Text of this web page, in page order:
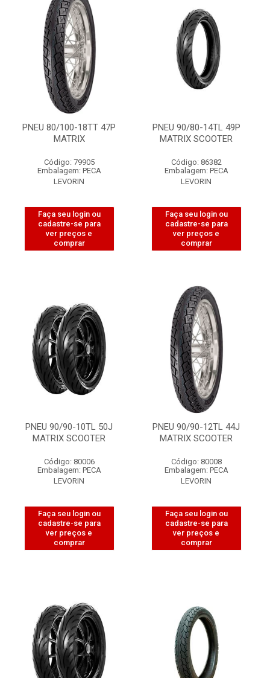
PNEU 80/100-18TT 47P
MATRIX
Código: 79905
Embalagem: PECA
LEVORIN
Faça seu login ou
cadastre-se para
ver preços e
comprar
PNEU 90/80-14TL 49P
MATRIX SCOOTER
Código: 86382
Embalagem: PECA
LEVORIN
Faça seu login ou
cadastre-se para
ver preços e
comprar
PNEU 90/90-10TL 50J
MATRIX SCOOTER
Código: 80006
Embalagem: PECA
LEVORIN
Faça seu login ou
cadastre-se para
ver preços e
comprar
PNEU 90/90-12TL 44J
MATRIX SCOOTER
Código: 80008
Embalagem: PECA
LEVORIN
Faça seu login ou
cadastre-se para
ver preços e
comprar